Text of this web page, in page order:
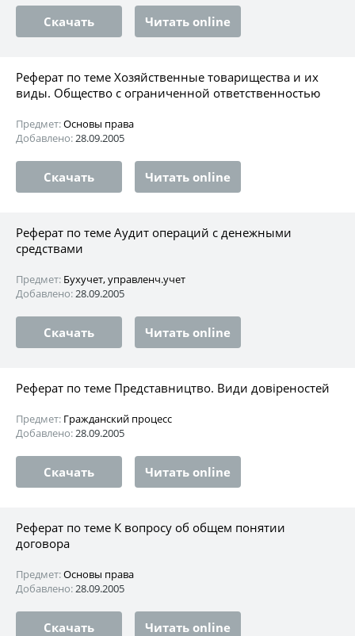
Скачать Читать online
Реферат по теме Хозяйственные товарищества и их
виды. Общество с ограниченной ответственностью
Предмет:Основы права
Добавлено:28.09.2005
Скачать Читать online
Реферат по теме Аудит операций с денежными
средствами
Предмет: Бухучет, управленч.учет
Добавлено:28.09.2005
Скачать Читать online
Реферат по теме Представництво. Види довіреностей
Предмет: Гражданский процесс
Добавлено:28.09.2005
Скачать Читать online
Реферат по теме К вопросу об общем понятии
договора
Предмет:Основы права
Добавлено:28.09.2005
Скачать Читать online